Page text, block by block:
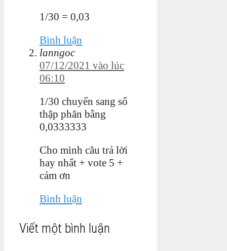
1/30 = 0,03
Bình luận
lanngoc
07/12/2021 vào lúc
06:10
1/30 chuyển sang số
thập phân bằng
0,0333333
Cho mình câu trả lời
hay nhất + vote 5 +
cảm ơn
Bình luận
Viết một bình luận